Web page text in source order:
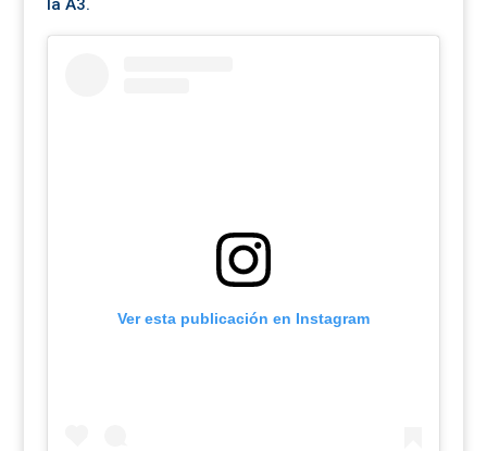
la A3.
Ver esta publicación en Instagram